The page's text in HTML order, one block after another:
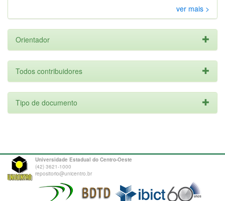
ver mais >
Orientador
Todos contribuidores
Tipo de documento
Universidade Estadual do Centro-Oeste
(42) 3621-1000
repositorio@unicentro.br